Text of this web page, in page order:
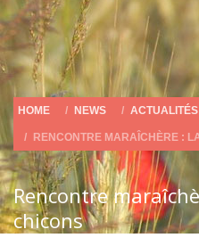
HOME NEWS ACTUALITÉS
RENCONTRE MARAÎCHÈRE :
Rencontre
chicons